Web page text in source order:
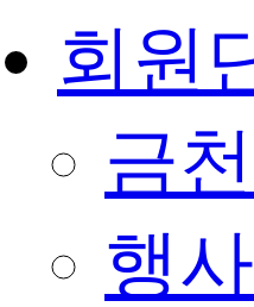
회원
금
행